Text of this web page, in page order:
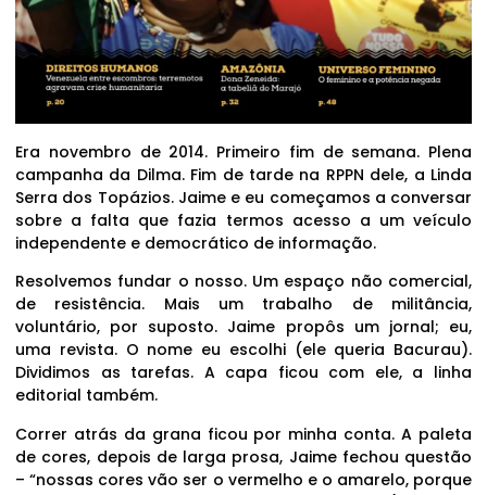
Era novembro de 2014. Primeiro fim de semana. Plena
campanha da Dilma. Fim de tarde na RPPN dele, a Linda
Serra dos Topázios. Jaime e eu começamos a conversar
sobre a falta que fazia termos acesso a um veículo
independente e democrático de informação.
Resolvemos fundar o nosso. Um espaço não comercial,
de resistência. Mais um trabalho de militância,
voluntário, por suposto. Jaime propôs um jornal; eu,
uma revista. O nome eu escolhi (ele queria Bacurau).
Dividimos as tarefas. A capa ficou com ele, a linha
editorial também.
Correr atrás da grana ficou por minha conta. A paleta
de cores, depois de larga prosa, Jaime fechou questão
– “nossas cores vão ser o vermelho e o amarelo, porque